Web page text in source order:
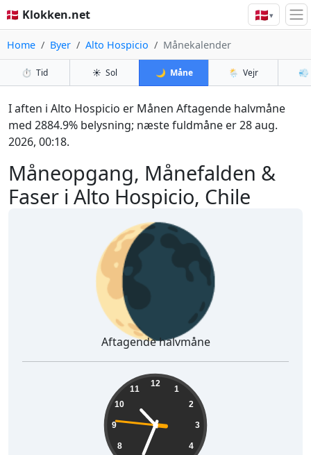
🇩🇰 Klokken.net 🇩🇰▾
Home Byer Alto Hospicio Månekalender
⏱️ Tid ☀️ Sol 🌙 Måne 🌦️ Vejr 💨
Måneopgang, Månefalden &
Faser i Alto Hospicio, Chile
I aften i Alto Hospicio er Månen Aftagende halvmåne
med 2884.9% belysning; næste fuldmåne er 28 aug.
2026, 00:18.
🌘
Aftagende halvmåne
12
1
2
3
4
8
9
10
11